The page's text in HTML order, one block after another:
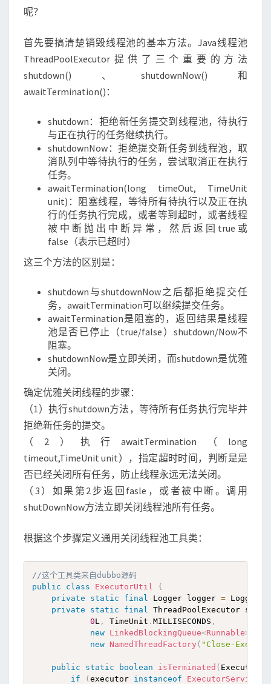
呢？
首先要搞清楚销毁线程池的基本方法。Java线程池
ThreadPoolExecutor提供了三个重要的方法
shutdown()、shutdownNow()和
awaitTermination()：
shutdown：拒绝新任务提交到线程池，待执行
与正在执行的任务继续执行。
shutdownNow：拒绝提交新任务到线程池，取
消队列中等待执行的任务，尝试取消正在执行
任务。
awaitTermination(long timeOut, TimeUnit
unit)：阻塞线程，等待所有待执行以及正在执
行的任务执行完成，或者等到超时，或者线程
被中断抛出中断异常，然后返回true或
false（表示已超时）
这三个方法的区别是：
shutdown与shutdownNow之后都拒绝提交任
务，awaitTermination可以继续提交任务。
awaitTermination是阻塞的，返回结果是线程
池是否已停止（true/false）shutdown/Now不
阻塞。
shutdownNow是立即关闭，而shutdown是优雅
关闭。
确定优雅关闭线程的步骤：
（1）执行shutdown方法，等待所有任务执行完毕并
拒绝新任务的提交。
（2）执行awaitTermination（long
timeout,TimeUnit unit），指定超时时间，判断是是
否已经关闭所有任务，防止线程永远无法关闭。
（3）如果第2步返回fasle，或者被中断。调用
shutDownNow方法立即关闭线程池所有任务。
根据这个步骤定义通用关闭线程池工具类：
//这个工具类来自dubbo源码
public
class ExecutorUtil
{
private
static final Logger logger =
private
static final ThreadPoolExecutor
0L , TimeUnit . MILLISECONDS ,
new LinkedBlockingQueue<Runnable>
new NamedThreadFactory ( "Close-
public static boolean isTerminated ( Executor
if
( executor instanceof ExecutorService